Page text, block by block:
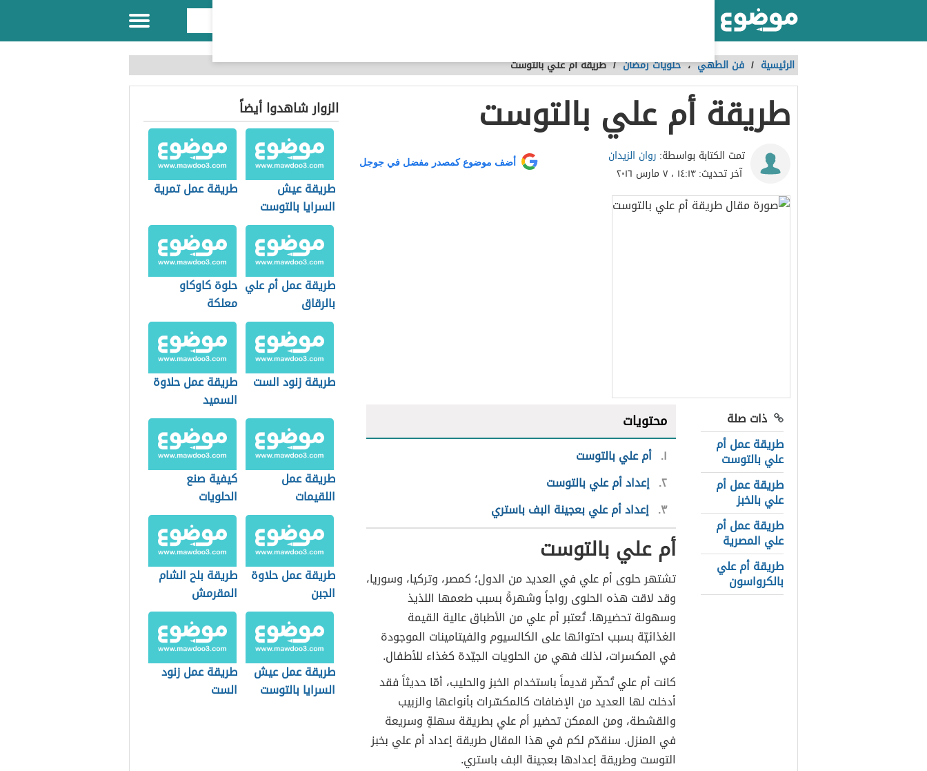
الرئيسية / فن الطهي،حلويات رمضان /طريقة أم علي بالتوست
طريقة أم علي بالتوست
تمت الكتابة بواسطة: روان الزيدان
آخر تحديث:١٤:١٣ ، ٧ مارس ٢٠١٦
أضف موضوع كمصدر مفضل في جوجل
ذات صلة
طريقة عمل أم
علي بالتوست
طريقة عمل أم
علي بالخبز
طريقة عمل أم
علي المصرية
طريقة أم علي
بالكرواسون
محتويات
١ أم علي بالتوست
٢ إعداد أم علي بالتوست
٣ إعداد أم علي بعجينة البف باستري
أم علي بالتوست
تشتهر حلوى أم علي في العديد من الدول؛ كمصر، وتركيا، وسوريا،
وقد لاقت هذه الحلوى رواجاً وشهرةً بسبب طعمها اللذيذ
وسهولة تحضيرها. تُعتبر أم علي من الأطباق عالية القيمة
الغذائيّة بسبب احتوائها على الكالسيوم والفيتامينات الموجودة
في المكسرات، لذلك فهي من الحلويات الجيّدة كغذاء للأطفال.
كانت أم علي تُحضّر قديماً باستخدام الخبز والحليب، أمّا حديثاً فقد
أدخلت لها العديد من الإضافات كالمكسّرات بأنواعها والزبيب
والقشطة، ومن الممكن تحضير أم علي بطريقة سهلةٍ وسريعة
في المنزل. سنقدّم لكم في هذا المقال طريقة إعداد أم علي بخبز
التوست وطريقة إعدادها بعجينة البف باستري.
الزوار شاهدوا أيضاً
طريقة عيش
السرايا بالتوست
طريقة عمل تمرية
طريقة عمل أم علي
بالرقاق
حلوة كاوكاو
معلكة
طريقة زنود الست
طريقة عمل حلاوة
السميد
طريقة عمل
اللقيمات
كيفية صنع
الحلويات
طريقة عمل حلاوة
الجبن
طريقة بلح الشام
المقرمش
طريقة عمل عيش
السرايا بالتوست
طريقة عمل زنود
الست